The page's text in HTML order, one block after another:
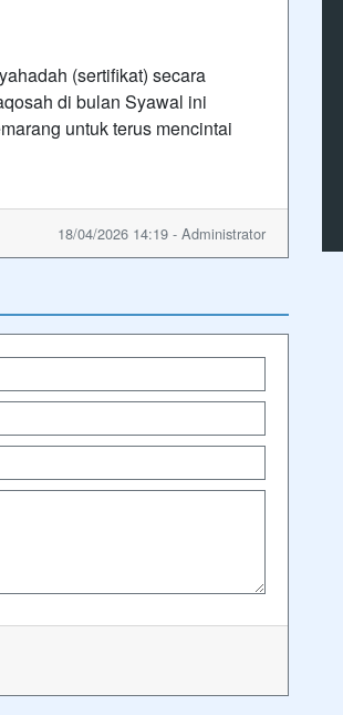
(sertifikat) secara
di bulan Syawal ini
untuk terus mencintai
18/04/2026 14:19 - Administrator